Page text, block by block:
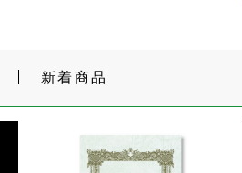
新着商品